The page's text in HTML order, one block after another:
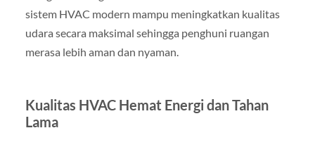
sistem HVAC modern mampu meningkatkan kualitas
udara secara maksimal sehingga penghuni ruangan
merasa lebih aman dan nyaman.
Kualitas HVAC Hemat Energi dan Tahan
Lama